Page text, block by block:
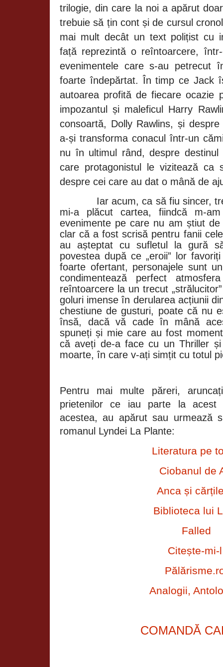
trilogie, din care la noi a apărut
trebuie să țin cont și de cursul
mai mult decât un text polițist cu
față reprezintă o reîntoarcere,
evenimentele care s-au petrecut
foarte îndepărtat. În timp ce Jack
autoarea profită de fiecare ocazie
impozantul și maleficul Harry
consoartă, Dolly Rawlins, și
a-și transforma conacul într-un
nu în ultimul rând, despre destinul
care protagonistul le vizitează ca
despre cei care au dat o mână de
Iar acum, ca să fiu sincer,
mi-a plăcut cartea, fiindcă m-
evenimente pe care nu am știut
clar că a fost scrisă pentru fanii
au așteptat cu sufletul la gură
povestea după ce „eroii” lor
foarte ofertant, personajele sunt
condimentează perfect
reîntoarcere la un trecut
goluri imense în derularea acțiunii
chestiune de gusturi, poate că nu
însă, dacă vă cade în mână
spuneți și mie care au fost
că aveți de-a face cu un Thriller
moarte, în care v-ați simțit cu totul
Pentru mai multe păreri,
prietenilor ce iau parte la acest
acestea, au apărut sau urmează
romanul Lyndei La Plante:
Literatura pe
Ciobanul de
Anca și
Biblioteca lui
Falled
Citește-mi-l
Analogii,
COMANDĂ